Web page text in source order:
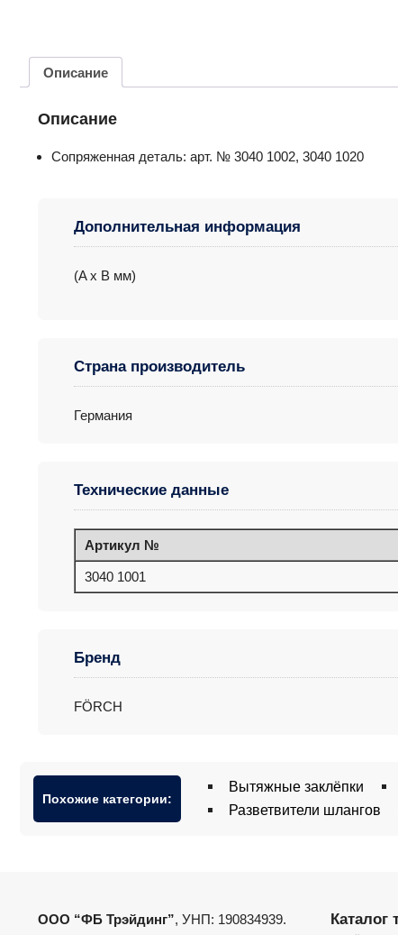
Описание
Описание
Сопряженная деталь: арт. № 3040 1002, 3040 1020
Дополнительная информация
(A x B мм)
Страна производитель
Германия
Технические данные
Артикул №
3040 1001
Бренд
FÖRCH
Похожие категории:
Вытяжные заклёпки
Разветвители шлангов
ООО “ФБ Трэйдинг”, УНП: 190834939.
Каталог